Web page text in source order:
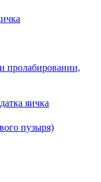
пролабировании,
яичка
пузыря)